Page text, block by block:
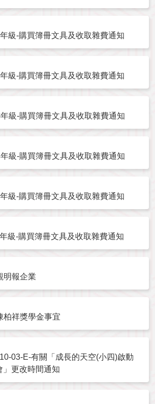
級-購買簿冊文具及收取雜費通知
級-購買簿冊文具及收取雜費通知
級-購買簿冊文具及收取雜費通知
級-購買簿冊文具及收取雜費通知
級-購買簿冊文具及收取雜費通知
級-購買簿冊文具及收取雜費通知
明報企業
柏祥獎學金事宜
03-E-有關「成長的天空(小四)啟動
」更改時間通知